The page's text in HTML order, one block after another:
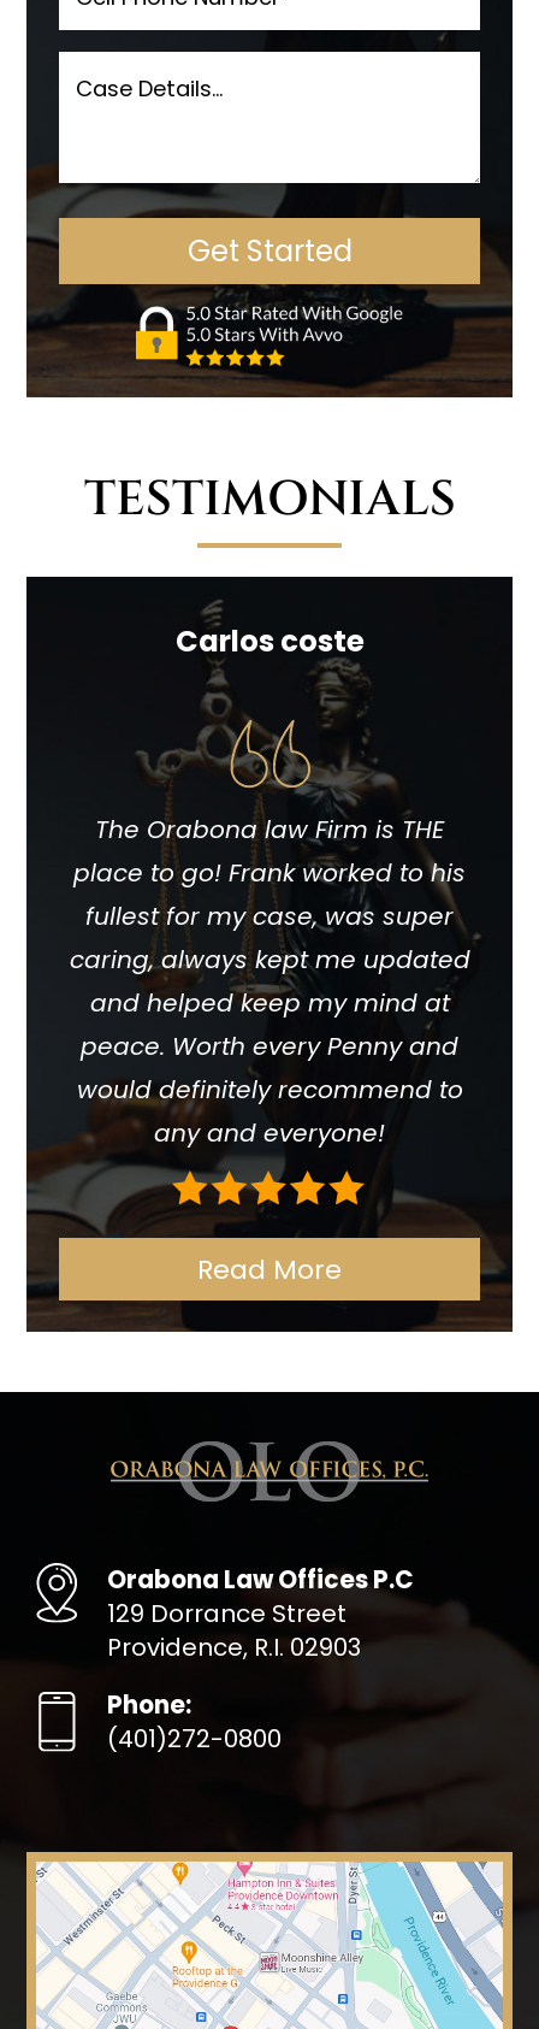
TESTIMONIALS
The Orabona law Firm is THE
place to go! Frank worked to his
fullest for my case, was super
caring, always kept me updated
and helped keep my mind at
peace. Worth every Penny and
would definitely recommend to
any and everyone!
Carlos coste
Read More
Orabona Law Offices P.C
129 Dorrance Street
Providence, R.I. 02903
Phone:
(401)272-0800